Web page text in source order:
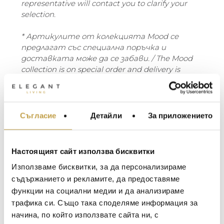
Съгласие Детайли За приложението
Настоящият сайт използва бисквитки
Използваме бисквитки, за да персонализираме
съдържанието и рекламите, да предоставяме
функции на социални медии и да анализираме
трафика си. Също така споделяме информация за
начина, по който използвате сайта ни, с
representative will contact you to clarify your
selection.
* Артикулите от колекцията Mood се
предлагат със специална поръчка и
доставката може да се забави. / The Mood
collection is on special order and delivery is
и топлата комбинация от тиково дърво
дизайн на издръжливото дърво придава
на стола топъл и дружелюбен вид.
Нишките от Tricord са меки на допир, но
същевременно устояват на всякакви
атмосферни условия. Tribù разработи
гама от естествени цветове, които се
вписват във всякакъв екстериор.
МЕБЕЛИ ЗА ДОМА И
ЗА МАСАТА
ТЕКСТИЛ ЗА ДОМА
АРОМАТИ ЗА ДОМА
BACCARAT
TOM DIXON
MICHAEL ARAM